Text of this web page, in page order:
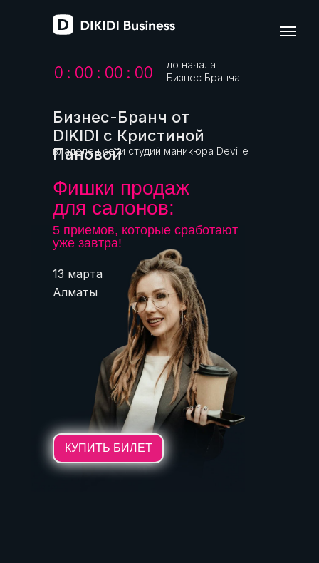
13 марта
Алматы
Бизнес-Бранч от
DIKIDI с Кристиной
Пановой
5 приемов, которые сработают
уже завтра!
Фишки продаж
для салонов:
до начала
Бизнес Бранча
владелец сети студий маникюра Deville
КУПИТЬ БИЛЕТ
0 : 00 : 00 : 00